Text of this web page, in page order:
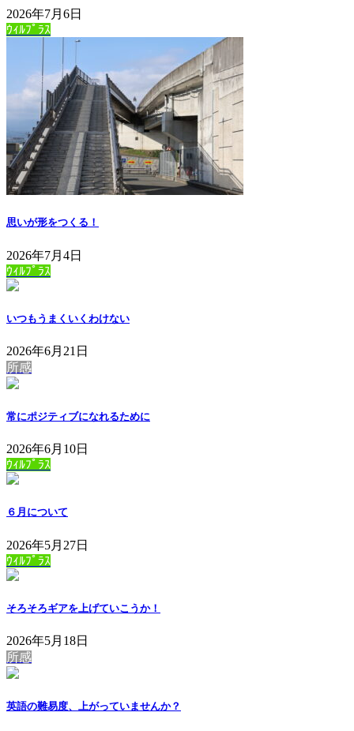
2026年7月6日
ｳｨﾙﾌﾟﾗｽ
思いが形をつくる！
2026年7月4日
ｳｨﾙﾌﾟﾗｽ
いつもうまくいくわけない
2026年6月21日
所感
常にポジティブになれるために
2026年6月10日
ｳｨﾙﾌﾟﾗｽ
６月について
2026年5月27日
ｳｨﾙﾌﾟﾗｽ
そろそろギアを上げていこうか！
2026年5月18日
所感
英語の難易度、上がっていませんか？